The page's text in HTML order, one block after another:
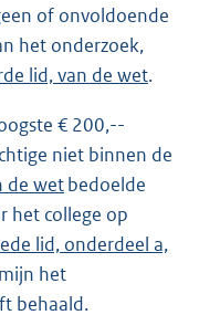
of onvoldoende
het onderzoek,
lid, van de wet.
€ 200,--
niet binnen de
de wetbedoelde
het college op
lid, onderdeel a,
het
behaald.